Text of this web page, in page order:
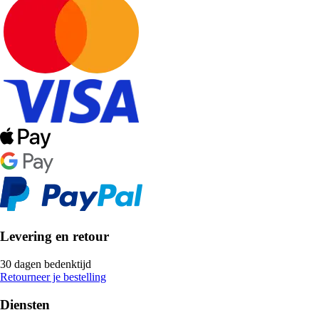
Levering en retour
30 dagen bedenktijd
Retourneer je bestelling
Diensten